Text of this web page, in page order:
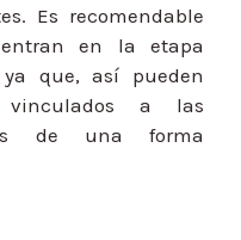
Es recomendable
en la etapa
que, así pueden
vinculados a las
de una forma